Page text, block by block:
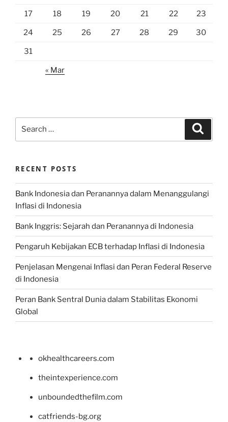
17 18 19 20 21 22 23
24 25 26 27 28 29 30
31
« Mar
RECENT POSTS
Bank Indonesia dan Peranannya dalam Menanggulangi
Inflasi di Indonesia
Bank Inggris: Sejarah dan Peranannya di Indonesia
Pengaruh Kebijakan ECB terhadap Inflasi di Indonesia
Penjelasan Mengenai Inflasi dan Peran Federal Reserve
di Indonesia
Peran Bank Sentral Dunia dalam Stabilitas Ekonomi
Global
okhealthcareers.com
theintexperience.com
unboundedthefilm.com
catfriends-bg.org